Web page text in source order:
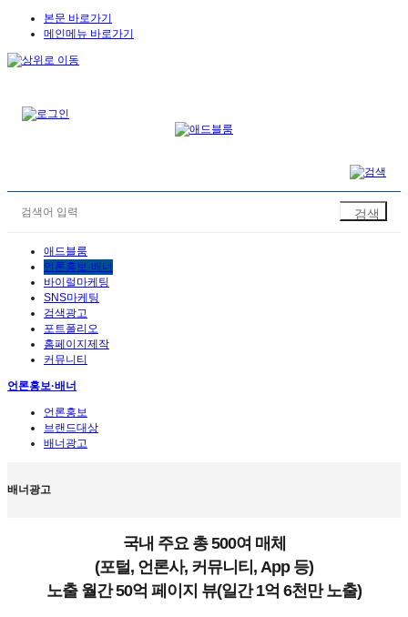
본문 바로가기
메인메뉴 바로가기
애드블룸
언론홍보·배너
바이럴마케팅
SNS마케팅
검색광고
포트폴리오
홈페이지제작
커뮤니티
언론홍보·배너
언론홍보
브랜드대상
배너광고
배너광고
국내 주요 총 500여 매체
(포털, 언론사, 커뮤니티, App 등)
노출 월간 50억 페이지 뷰(일간 1억 6천만 노출)